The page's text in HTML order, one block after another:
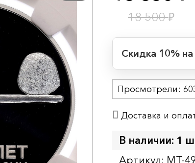
18 500₽
Скидка 10%
Начало:
Окончание:
Просмотрели:
Доставка и
В наличии: 1
Артикул: MT-